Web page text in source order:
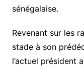
sénégalaise.
Revenant sur les
stade à son
l’actuel président